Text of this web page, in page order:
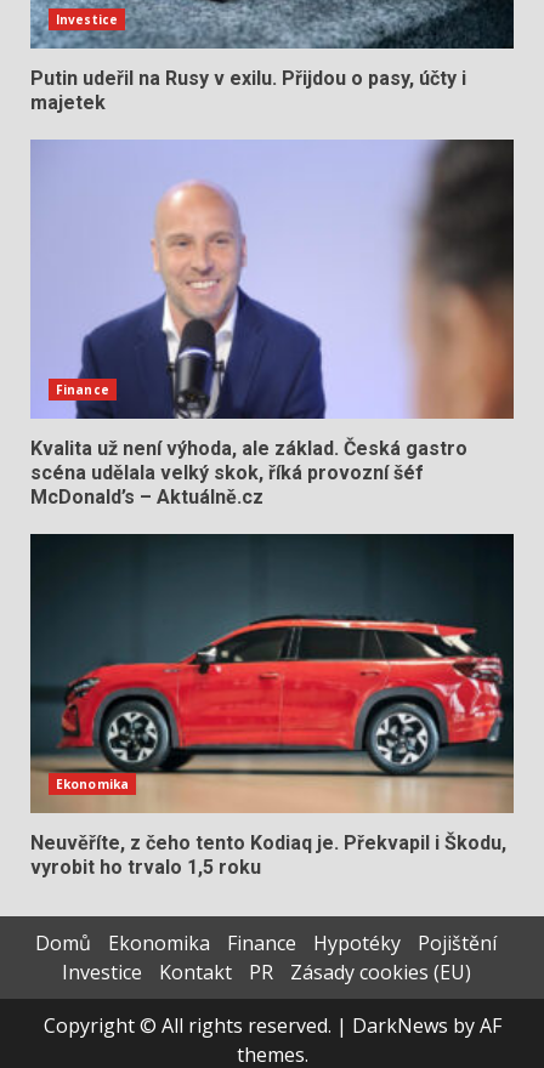
Investice
Putin udeřil na Rusy v exilu. Přijdou o pasy, účty i
majetek
Finance
Kvalita už není výhoda, ale základ. Česká gastro
scéna udělala velký skok, říká provozní šéf
McDonald’s – Aktuálně.cz
Ekonomika
Neuvěříte, z čeho tento Kodiaq je. Překvapil i Škodu,
vyrobit ho trvalo 1,5 roku
Domů Ekonomika Finance Hypotéky
Pojištění
Investice
Kontakt PR
Zásady cookies (EU)
Copyright © All rights reserved. | DarkNews by AF
themes.